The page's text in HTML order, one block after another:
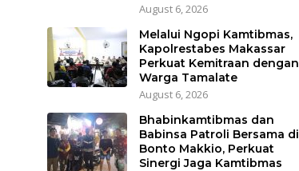
August 6, 2026
Melalui Ngopi Kamtibmas,
Kapolrestabes Makassar
Perkuat Kemitraan dengan
Warga Tamalate
August 6, 2026
Bhabinkamtibmas dan
Babinsa Patroli Bersama di
Bonto Makkio, Perkuat
Sinergi Jaga Kamtibmas